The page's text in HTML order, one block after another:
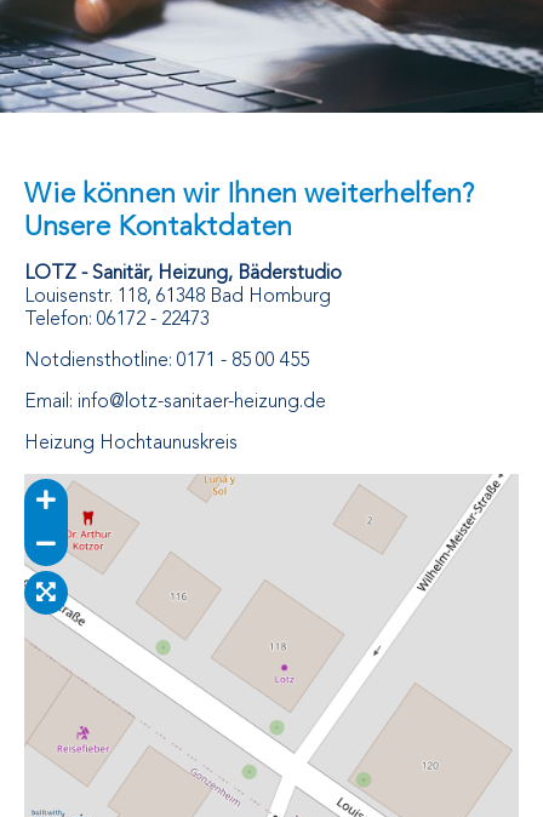
Wie können wir Ihnen weiterhelfen?
Unsere Kontaktdaten
LOTZ - Sanitär, Heizung, Bäderstudio
Louisenstr. 118, 61348 Bad Homburg
Telefon: 06172 - 22473
Notdiensthotline: 0171 - 85 00 455
Email: info@lotz-sanitaer-heizung.de
Heizung Hochtaunuskreis